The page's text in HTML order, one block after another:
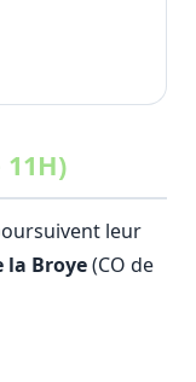
leur
la Broye(CO de